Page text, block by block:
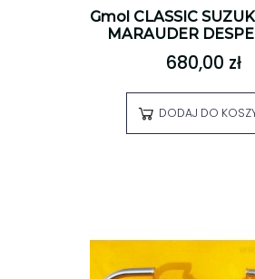
Gmol CLASSIC
MARAUDER
680,00 zł
DODAJ DO